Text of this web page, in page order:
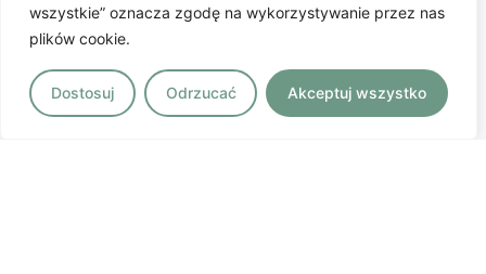
wszystkie” oznacza zgodę na wykorzystywanie przez nas
plików cookie.
Dostosuj Odrzucać Akceptuj wszystko
1 099 000 zł
13 241 zł Cena za m2
83.00m / 2 pokoi